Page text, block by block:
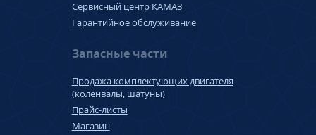
Сервисный центр КАМАЗ
Гарантийное обслуживание
Запасные части
Продажа комплектующих двигателя
(коленвалы, шатуны)
Прайс-листы
Магазин